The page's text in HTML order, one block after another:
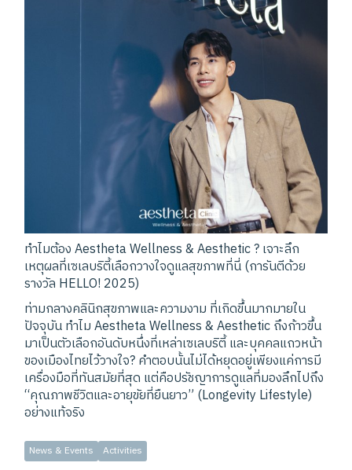
ทำไมต้อง Aestheta Wellness & Aesthetic ? เจาะลึก
เหตุผลที่เซเลบริตี้เลือกวางใจดูแลสุขภาพที่นี่ (การันตีด้วย
รางวัล HELLO! 2025)
ท่ามกลางคลินิกสุขภาพและความงาม ที่เกิดขึ้นมากมายใน
ปัจจุบัน ทำไม Aestheta Wellness & Aesthetic ถึงก้าวขึ้น
มาเป็นตัวเลือกอันดับหนึ่งที่เหล่าเซเลบริตี้ และบุคคลแถวหน้า
ของเมืองไทยไว้วางใจ? คำตอบนั้นไม่ได้หยุดอยู่เพียงแค่การมี
เครื่องมือที่ทันสมัยที่สุด แต่คือปรัชญาการดูแลที่มองลึกไปถึง
“คุณภาพชีวิตและอายุขัยที่ยืนยาว” (Longevity Lifestyle)
อย่างแท้จริง
News & Events Activities